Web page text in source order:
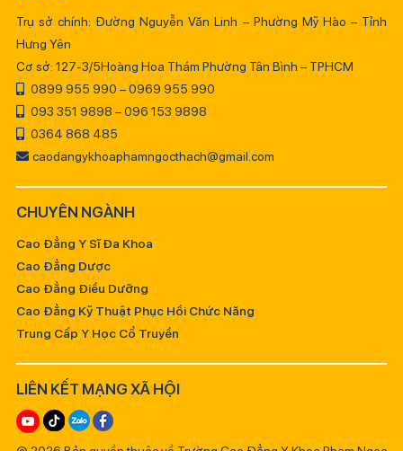
Trụ sở chính: Đường Nguyễn Văn Linh – Phường Mỹ Hào – Tỉnh
Hưng Yên
Cơ sở: 127-3/5Hoàng Hoa Thám Phường Tân Bình – TPHCM
0899 955 990 – 0969 955 990
093 351 9898 – 096 153 9898
0364 868 485
caodangykhoaphamngocthach@gmail.com
CHUYÊN NGÀNH
Cao Đẳng Y Sĩ Đa Khoa
Cao Đẳng Dược
Cao Đẳng Điều Dưỡng
Cao Đẳng Kỹ Thuật Phục Hồi Chức Năng
Trung Cấp Y Học Cổ Truyền
LIÊN KẾT MẠNG XÃ HỘI